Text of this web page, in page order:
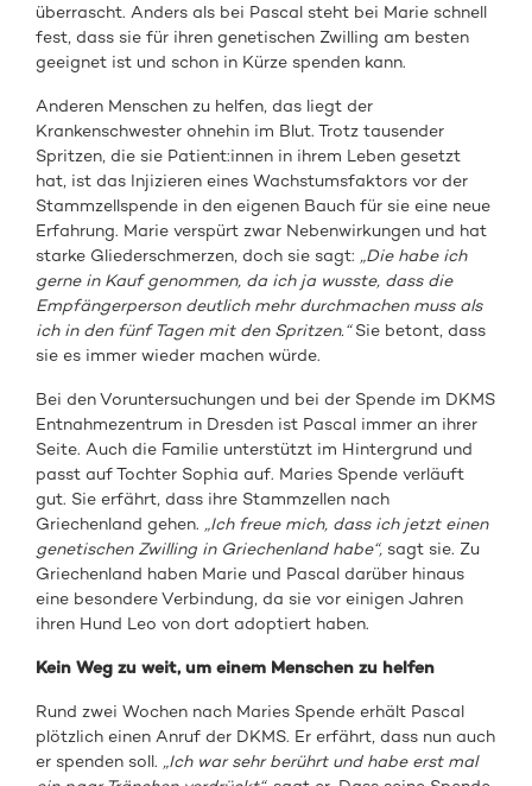
überrascht. Anders als bei Pascal steht bei Marie schnell
fest, dass sie für ihren genetischen Zwilling am besten
geeignet ist und schon in Kürze spenden kann.
Anderen Menschen zu helfen, das liegt der
Krankenschwester ohnehin im Blut. Trotz tausender
Spritzen, die sie Patient:innen in ihrem Leben gesetzt
hat, ist das Injizieren eines Wachstumsfaktors vor der
Stammzellspende in den eigenen Bauch für sie eine neue
Erfahrung. Marie verspürt zwar Nebenwirkungen und hat
starke Gliederschmerzen, doch sie sagt: „Die habe ich
gerne in Kauf genommen, da ich ja wusste, dass die
Empfängerperson deutlich mehr durchmachen muss als
ich in den fünf Tagen mit den Spritzen.“Sie betont, dass
sie es immer wieder machen würde.
Bei den Voruntersuchungen und bei der Spende im DKMS
Entnahmezentrum in Dresden ist Pascal immer an ihrer
Seite. Auch die Familie unterstützt im Hintergrund und
passt auf Tochter Sophia auf. Maries Spende verläuft
gut. Sie erfährt, dass ihre Stammzellen nach
Griechenland gehen. „Ich freue mich, dass ich jetzt einen
genetischen Zwilling in Griechenland habe“, sagt sie. Zu
Griechenland haben Marie und Pascal darüber hinaus
eine besondere Verbindung, da sie vor einigen Jahren
ihren Hund Leo von dort adoptiert haben.
Kein Weg zu weit, um einem Menschen zu helfen
Rund zwei Wochen nach Maries Spende erhält Pascal
plötzlich einen Anruf der DKMS. Er erfährt, dass nun auch
er spenden soll. „Ich war sehr berührt und habe erst mal